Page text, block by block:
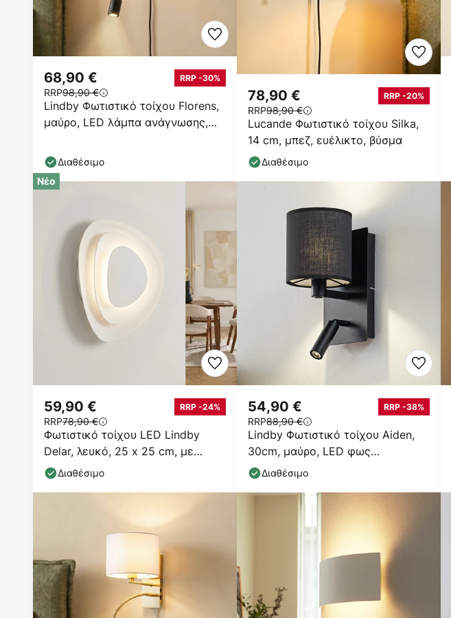
Lindby Φωτιστικό τοίχου Florens,
μαύρο, LED λάμπα ανάγνωσης,
68,90 € RRP -30%
RRP98,90 €
Διαθέσιμο
Lucande Φωτιστικό τοίχου Silka,
14 cm, μπεζ, ευέλικτο, βύσμα
78,90 € RRP -20%
RRP98,90 €
Διαθέσιμο
Νέο
Φωτιστικό τοίχου LED Lindby
Delar, λευκό, 25 x 25 cm, με
δυνατότητα ρύθμισης
59,90 € RRP -24%
RRP78,90 €
Διαθέσιμο
Lindby Φωτιστικό τοίχου Aiden,
30cm, μαύρο, LED φως
ανάγνωσης, E14
54,90 € RRP -38%
RRP88,90 €
Διαθέσιμο